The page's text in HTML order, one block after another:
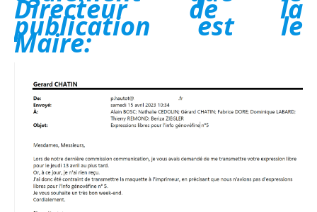
Directeur de la
publication est le
Maire: